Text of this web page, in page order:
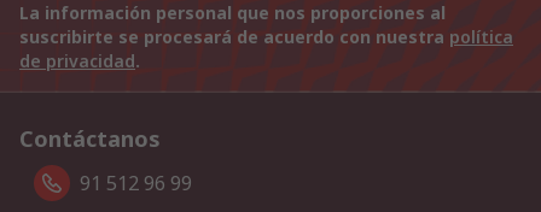
La información personal que nos proporciones al
suscribirte se procesará de acuerdo con nuestra política
de privacidad.
Contáctanos
91 512 96 99